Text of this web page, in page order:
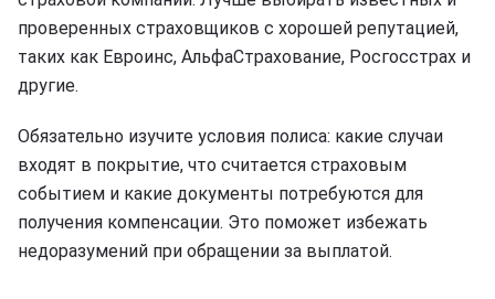
проверенных страховщиков с хорошей репутацией,
таких как Евроинс, АльфаСтрахование, Росгосстрах и
другие.
Обязательно изучите условия полиса: какие случаи
входят в покрытие, что считается страховым
событием и какие документы потребуются для
получения компенсации. Это поможет избежать
недоразумений при обращении за выплатой.